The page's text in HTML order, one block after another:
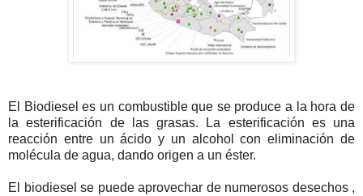
El Biodiesel es un combustible que se produce a la hora de
la esterificación de las grasas. La esterificación es una
reacción entre un ácido y un alcohol con eliminación de
molécula de agua, dando origen a un éster.
El biodiesel se puede aprovechar de numerosos desechos ,